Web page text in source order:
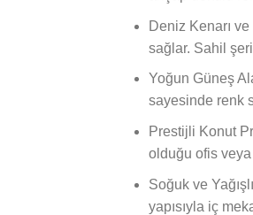
Deniz Kenarı
sağlar. Sahil
Yoğun Güneş
sayesinde renk
Prestijli Konut
olduğu ofis
Soğuk ve
yapısıyla iç